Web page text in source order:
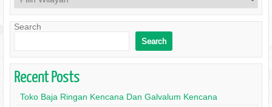
Search
Search
Recent Posts
Toko Baja Ringan Kencana Dan Galvalum Kencana